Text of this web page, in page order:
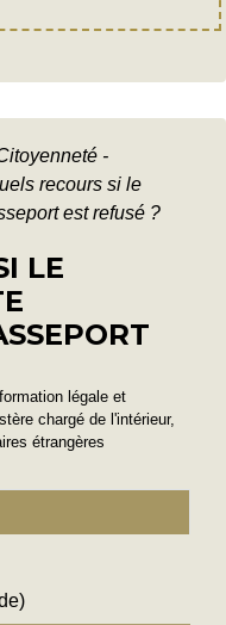
-
recours si le
est refusé ?
LE
légale et
chargé de l'intérieur,
étrangères